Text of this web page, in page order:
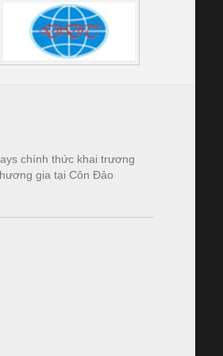
chính thức khai trương
gia tại Côn Đảo